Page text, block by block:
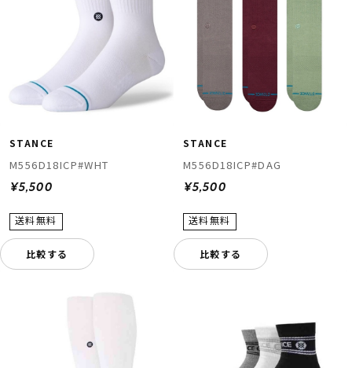
STANCE
M556D18ICP#WHT
¥5,500
比較する
STANCE
M556D18ICP#DAG
¥5,500
比較する